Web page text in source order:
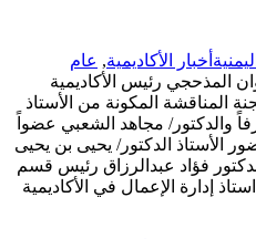
أخبار الأكاديمية, عام
المذحجي رئيس الأكاديمية
المناقشة المكونة من الأستاذ
والدكتور/ مجاهد الشعبي عضواً
الأستاذ الدكتور/ يحيى بن يحيى
فؤاد عبدالرزاق رئيس قسم
إدارة الإعمال في الأكاديمية